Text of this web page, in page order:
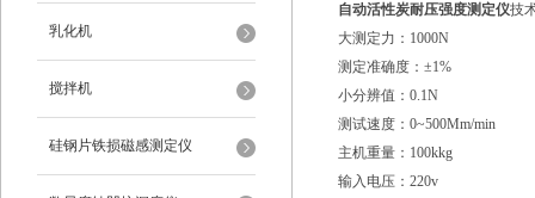
乳化机
搅拌机
硅钢片铁损磁感测定仪
自动活性炭耐压强度测定仪技
大测定力：1000N
测定准确度：±1%
小分辨值：0.1N
测试速度：0~500Mm/min
主机重量：100kkg
输入电压：220v